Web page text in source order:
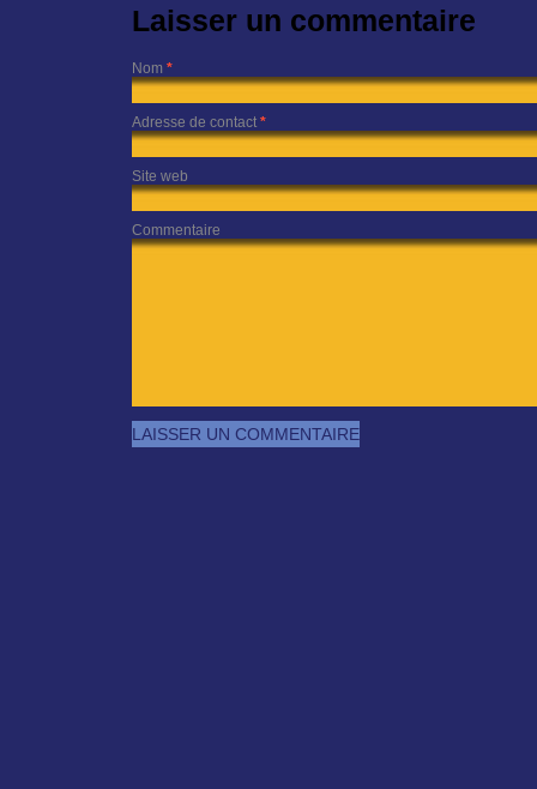
Laisser un commentaire
Nom *
Adresse de contact *
Site web
Commentaire